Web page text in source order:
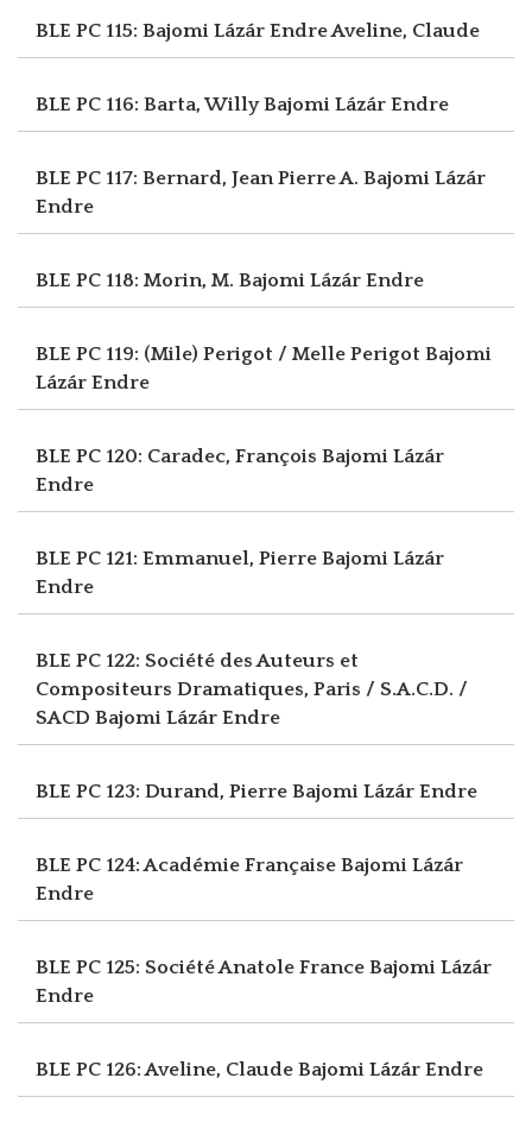
BLE PC 115: Bajomi Lázár EndreAveline, Claude
BLE PC 116: Barta, WillyBajomi Lázár Endre
BLE PC 117: Bernard, Jean Pierre A. Bajomi Lázár
Endre
BLE PC 118: Morin, M. Bajomi Lázár Endre
BLE PC 119: (Mile) Perigot / Melle Perigot Bajomi
Lázár Endre
BLE PC 120: Caradec, François Bajomi Lázár
Endre
BLE PC 121: Emmanuel, Pierre Bajomi Lázár
Endre
BLE PC 122: Société des Auteurs et
Compositeurs Dramatiques, Paris / S.A.C.D. /
SACD Bajomi Lázár Endre
BLE PC 123: Durand, Pierre Bajomi Lázár Endre
BLE PC 124: Académie Française Bajomi Lázár
Endre
BLE PC 125: Société Anatole France Bajomi Lázár
Endre
BLE PC 126: Aveline, Claude Bajomi Lázár Endre